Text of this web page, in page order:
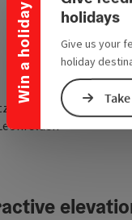
Win a holiday
holidays
Give us your
holiday
19